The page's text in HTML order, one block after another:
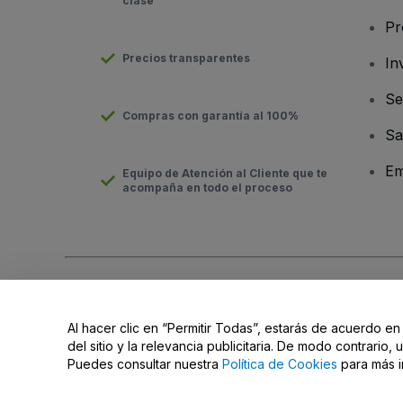
Precios transparentes
Compras con garantía al 100%
Equipo de Atención al Cliente que te
acompaña en todo el proceso
No compartir mi información personal ni tus opciones de
Al hacer clic en “Permitir Todas”, estarás de acuerdo
del sitio y la relevancia publicitaria. De modo contrario,
Puedes consultar nuestra Política de Cookies para más